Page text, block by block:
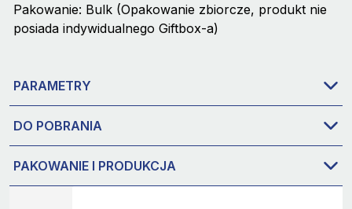
Pakowanie: Bulk (Opakowanie zbiorcze, produkt nie
posiada indywidualnego Giftbox-a)
PARAMETRY
DO POBRANIA
PAKOWANIE I PRODUKCJA